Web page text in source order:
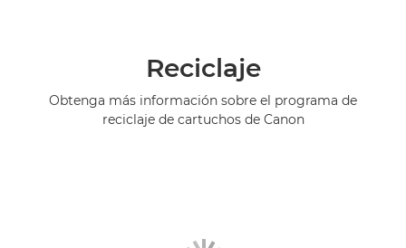
Reciclaje
Obtenga más información sobre el programa de
reciclaje de cartuchos de Canon